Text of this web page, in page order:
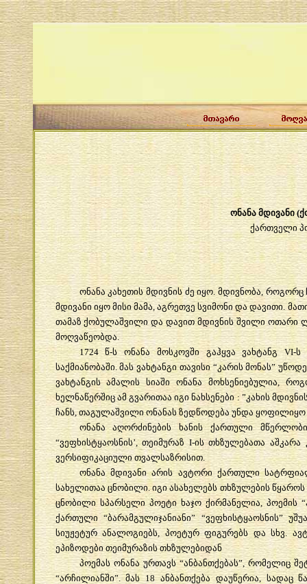
ონანა მდივანი(
ქართველი
ონანა კახეთის მდივნის ძე იყო .მდივნობა ,როგორც
მდივანი იყო მისი მამა,აგრეთვე სვიმონი და დავითი
თამაზ ქობულაშვილი და დავით მდივნის შვილი ოთარი
მოღვაწეობდა.
1724წ-ს ონანა მოსკოვში გაჰყვა ვახტანგVI-ს
საქმიანობაში.მას ვახტანგი თავისი“კარის მონას”
ვახტანგის ამალის სიაში ონანა მოხსენიებულია ,
ხელნაწერშიც ამ გვარითაა იგი ნახსენები : ”კახის
ჩანს,თაგულაშვილი ონანას ზედწოდება უნდა ყოფილიყო
ონანა
აღორძინების ხანის ქართული
“ვეფხისტყაოსნის’,თეიმურაზ I-ის თხზულებათა აშკარა
ვერსიფიკაციული თვალსაზრისით.
ონანა მდივანი არის ავტორი ქართული
სახელითაა ცნობილი.იგი ასახელებს თხზულების წყაროს
ცნობილი სპარსელი პოეტი ხაჯო ქირმანელია,პოემის“
ქართული “ბარამგულიჯანიანი” “ვეფხისტყაოსნის”
სიუჟეტურ ანალოგიებს ,პოეტურ ფიგურებს და სხვ.
ეპიზოდები თეიმურაზის თხზულებიდან
პოემას ონანა ურთავს“ანბანთქებას”,რომელიც
“არჩილიანში”.მას 18ანბანთქება დაუწერია,სადაც